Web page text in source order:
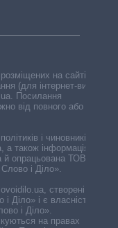
на сайті,
(для інтернет-видань
Посилання
від повного або
і чиновників,
також інформація про
й опрацьована ТОВ «ІА
і Діло».
створені ГО
Діло» і є власністю
і Діло».
на правах